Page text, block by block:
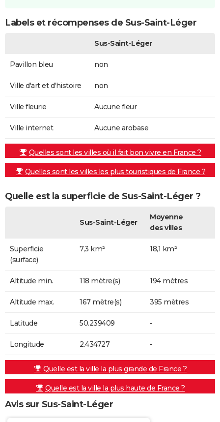
Labels et récompenses de Sus-Saint-Léger
Sus-Saint-Léger
Pavillon bleu non
Ville d'art et d'histoire non
Ville fleurie Aucune fleur
Ville internet Aucune arobase
Quelles sont les villes où il fait bon vivre en France ?
Quelles sont les villes les plus touristiques de France ?
Quelle est la superficie de Sus-Saint-Léger ?
Sus-Saint-Léger
Moyenne
des villes
Superficie
(surface)
7,3 km² 18,1 km²
Altitude min. 118 mètre(s) 194 mètres
Altitude max. 167 mètre(s) 395 mètres
Latitude 50.239409 -
Longitude 2.434727 -
Quelle est la ville la plus grande de France ?
Quelle est la ville la plus haute de France ?
Avis sur Sus-Saint-Léger